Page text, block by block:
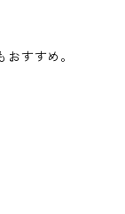
すすめ。